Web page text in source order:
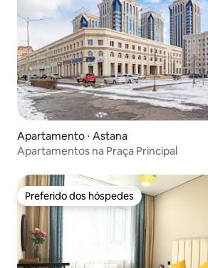
Apartamento ⋅ Astana
Apartamentos na Praça Principal
Preferido dos hóspedes
Preferido dos hóspedes